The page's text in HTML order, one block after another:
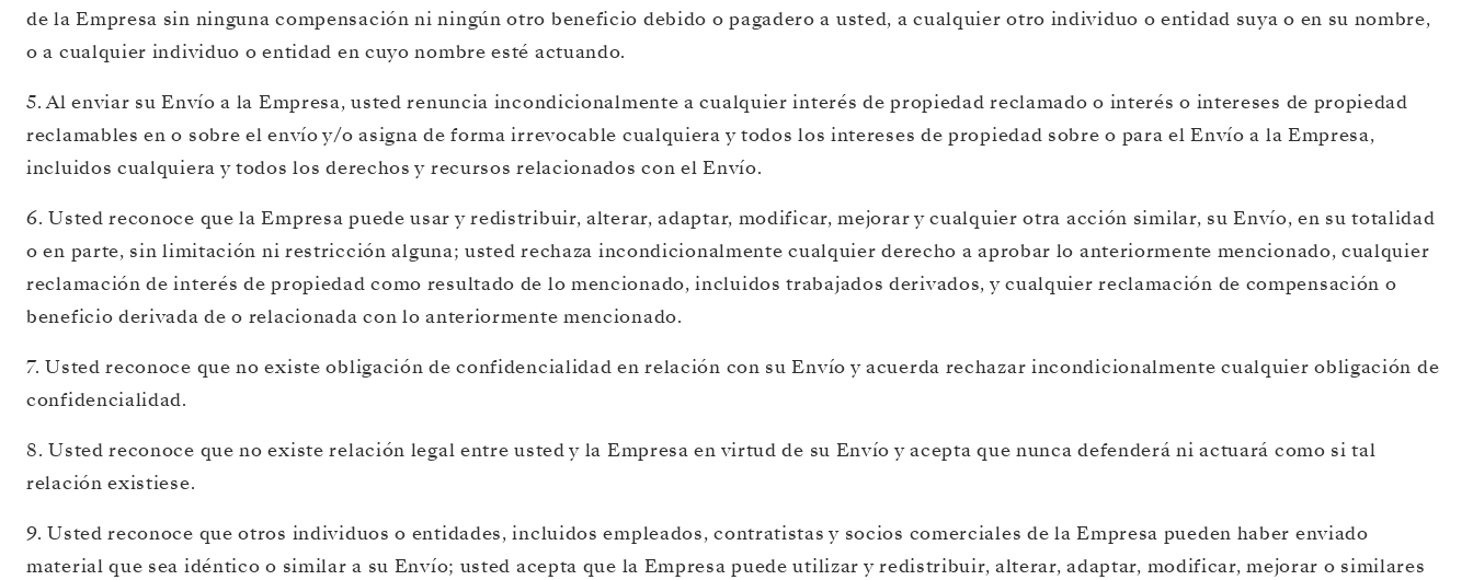
de la Empresa sin ninguna compensación ni ningún otro beneficio debido o pagadero a usted, a cualquier otro individuo o entidad suya o en su nombre,
o a cualquier individuo o entidad en cuyo nombre esté actuando.
5. Al enviar su Envío a la Empresa, usted renuncia incondicionalmente a cualquier interés de propiedad reclamado o interés o intereses de propiedad
reclamables en o sobre el envío y/o asigna de forma irrevocable cualquiera y todos los intereses de propiedad sobre o para el Envío a la Empresa,
incluidos cualquiera y todos los derechos y recursos relacionados con el Envío.
6. Usted reconoce que la Empresa puede usar y redistribuir, alterar, adaptar, modificar, mejorar y cualquier otra acción similar, su Envío, en su totalidad
o en parte, sin limitación ni restricción alguna; usted rechaza incondicionalmente cualquier derecho a aprobar lo anteriormente mencionado, cualquier
reclamación de interés de propiedad como resultado de lo mencionado, incluidos trabajados derivados, y cualquier reclamación de compensación o
beneficio derivada de o relacionada con lo anteriormente mencionado.
7. Usted reconoce que no existe obligación de confidencialidad en relación con su Envío y acuerda rechazar incondicionalmente cualquier obligación de
confidencialidad.
8. Usted reconoce que no existe relación legal entre usted y la Empresa en virtud de su Envío y acepta que nunca defenderá ni actuará como si tal
relación existiese.
9. Usted reconoce que otros individuos o entidades, incluidos empleados, contratistas y socios comerciales de la Empresa pueden haber enviado
material que sea idéntico o similar a su Envío; usted acepta que la Empresa puede utilizar y redistribuir, alterar, adaptar, modificar, mejorar o similares